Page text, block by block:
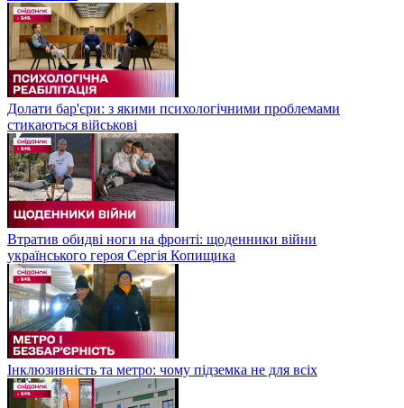
Долати бар'єри: з якими психологічними проблемами
стикаються військові
Втратив обидві ноги на фронті: щоденники війни
українського героя Сергія Копищика
Інклюзивність та метро: чому підземка не для всіх